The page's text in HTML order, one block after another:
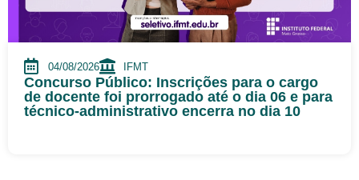
04/08/2026 IFMT
Concurso Público: Inscrições para o cargo
de docente foi prorrogado até o dia 06 e para
técnico-administrativo encerra no dia 10